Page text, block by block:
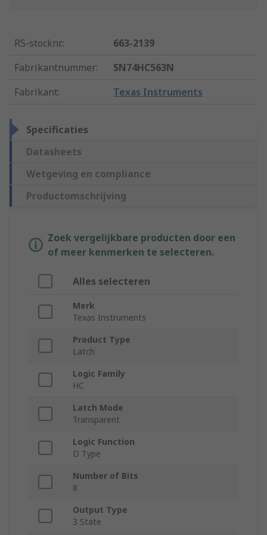
RS-stocknr.:
663-2139
Fabrikantnummer:
SN74HC563N
Fabrikant: Texas Instruments
Specificaties
Datasheets
Wetgeving en compliance
Productomschrijving
Zoek vergelijkbare producten door een
of meer kenmerken te selecteren.
Alles selecteren
Merk
Texas Instruments
Product Type
Latch
Logic Family
HC
Latch Mode
Transparent
Logic Function
D Type
Number of Bits
8
Output Type
3 State